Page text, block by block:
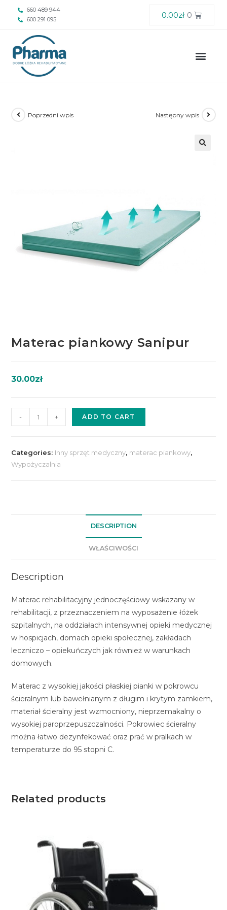
660 489 944
600 291 095
0.00zł 0
Poprzedni wpis Następny wpis
Materac piankowy Sanipur
30.00zł
- + ADD TO CART
Categories: Inny sprzęt medyczny, materac piankowy,
Wypożyczalnia
DESCRIPTION
WŁAŚCIWOŚCI
Description
Materac rehabilitacyjny jednoczęściowy wskazany w
rehabilitacji, z przeznaczeniem na wyposażenie łóżek
szpitalnych, na oddziałach intensywnej opieki medycznej
w hospicjach, domach opieki społecznej, zakładach
leczniczo – opiekuńczych jak również w warunkach
domowych.
Materac z wysokiej jakości płaskiej pianki w pokrowcu
ścieralnym lub bawełnianym z długim i krytym zamkiem,
materiał ścieralny jest wzmocniony, nieprzemakalny o
wysokiej paroprzepuszczalności. Pokrowiec ścieralny
można łatwo dezynfekować oraz prać w pralkach w
temperaturze do 95 stopni C.
Related products